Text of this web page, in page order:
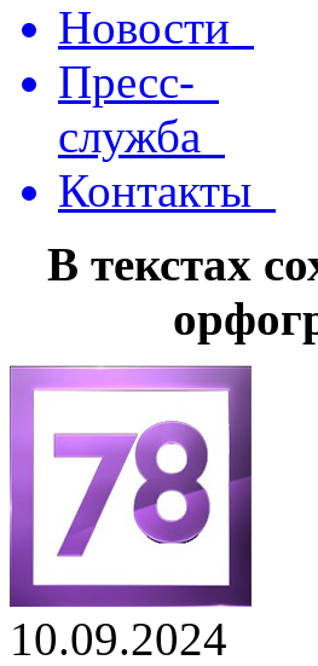
Новости
Пресс-
служба
Контакты
В текстах
10.09.2024